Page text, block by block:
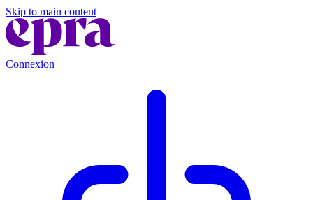
Skip to main content
Connexion